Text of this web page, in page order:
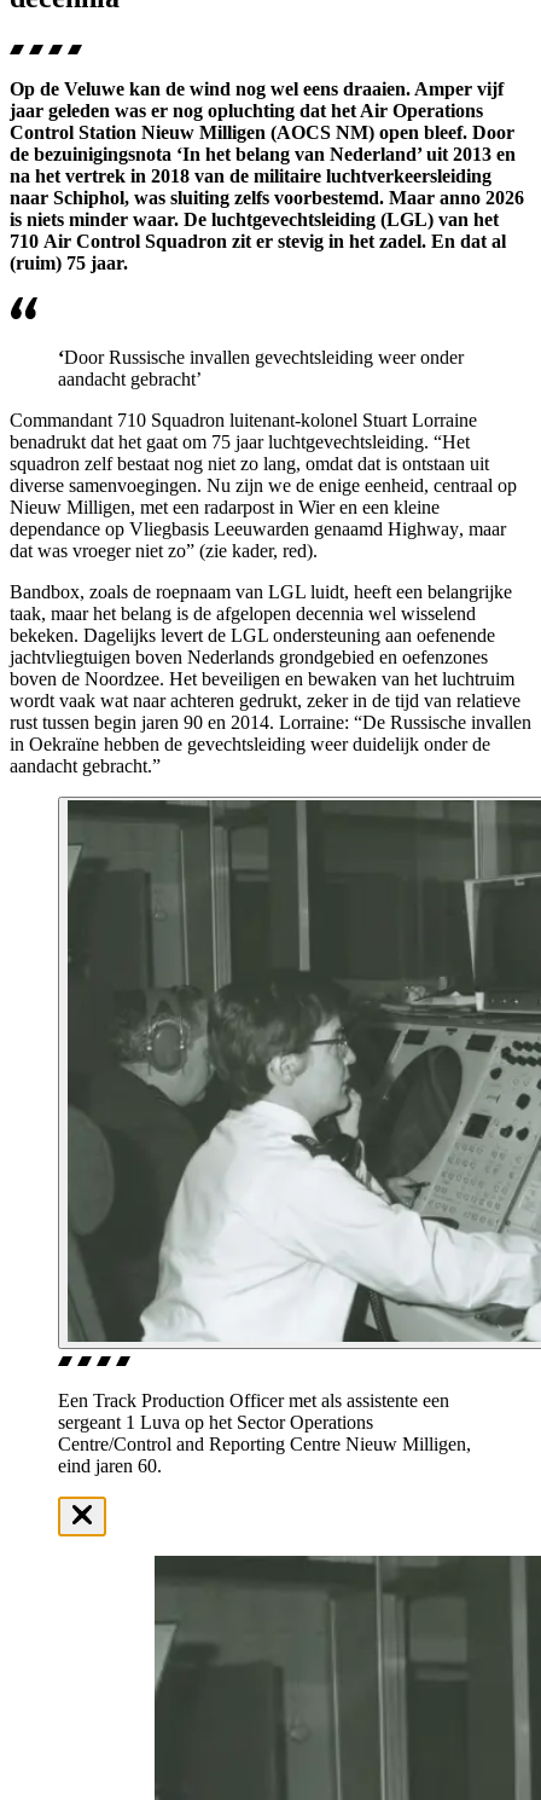
Op de Veluwe kan de wind nog wel eens draaien. Amper vijf
jaar geleden was er nog opluchting dat het Air Operations
Control Station Nieuw Milligen (AOCS NM) open bleef. Door
de bezuinigingsnota ‘In het belang van Nederland’ uit 2013 en
na het vertrek in 2018 van de militaire luchtverkeersleiding
naar Schiphol, was sluiting zelfs voorbestemd. Maar anno 2026
is niets minder waar. De luchtgevechtsleiding (LGL) van het
710 Air Control Squadron zit er stevig in het zadel. En dat al
(ruim) 75 jaar.
‘Door Russische invallen gevechtsleiding weer onder
aandacht gebracht’
Commandant 710 Squadron luitenant-kolonel StuartLorraine
benadrukt dat het gaat om 75 jaar luchtgevechtsleiding. “Het
squadron zelf bestaat nog niet zo lang, omdat dat is ontstaan uit
diverse samenvoegingen. Nu zijn we de enige eenheid, centraal op
Nieuw Milligen, met een radarpost in Wier en een kleine
dependance op Vliegbasis Leeuwarden genaamd Highway, maar
dat was vroeger niet zo” (zie kader, red).
Bandbox, zoals de roepnaam van LGL luidt, heeft een belangrijke
taak, maar het belang is de afgelopen decennia wel wisselend
bekeken. Dagelijks levert de LGL ondersteuning aan oefenende
jachtvliegtuigen boven Nederlands grondgebied en oefenzones
boven de Noordzee. Het beveiligen en bewaken van het luchtruim
wordt vaak wat naar achteren gedrukt, zeker in de tijd van relatieve
rust tussen begin jaren 90 en 2014. Lorraine: “De Russische invallen
in Oekraïne hebben de gevechtsleiding weer duidelijk onder de
aandacht gebracht.”
Een Track Production Officer met als assistente een
sergeant 1 Luva op het Sector Operations
Centre/Control and Reporting Centre Nieuw Milligen,
eind jaren 60.